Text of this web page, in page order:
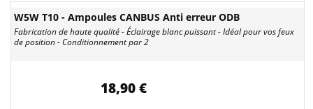
W5W T10 - Ampoules CANBUS Anti erreur ODB
Fabrication de haute qualité - Éclairage blanc puissant - Idéal pour vos feux
de position - Conditionnement par 2
18,90 €